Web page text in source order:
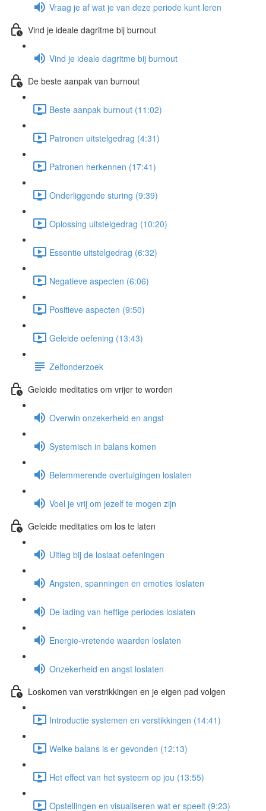
Vraag je af wat je van deze periode kunt leren
Vind je ideale dagritme bij burnout
Vind je ideale dagritme bij burnout
De beste aanpak van burnout
Beste aanpak burnout (11:02)
Patronen uitstelgedrag (4:31)
Patronen herkennen (17:41)
Onderliggende sturing (9:39)
Oplossing uitstelgedrag (10:20)
Essentie uitstelgedrag (6:32)
Negatieve aspecten (6:06)
Positieve aspecten (9:50)
Geleide oefening (13:43)
Zelfonderzoek
Geleide meditaties om vrijer te worden
Overwin onzekerheid en angst
Systemisch in balans komen
Belemmerende overtuigingen loslaten
Voel je vrij om jezelf te mogen zijn
Geleide meditaties om los te laten
Uitleg bij de loslaat oefeningen
Angsten, spanningen en emoties loslaten
De lading van heftige periodes loslaten
Energie-vretende waarden loslaten
Onzekerheid en angst loslaten
Loskomen van verstrikkingen en je eigen pad volgen
Introductie systemen en verstikkingen (14:41)
Welke balans is er gevonden (12:13)
Het effect van het systeem op jou (13:55)
Opstellingen en visualiseren wat er speelt (9:23)